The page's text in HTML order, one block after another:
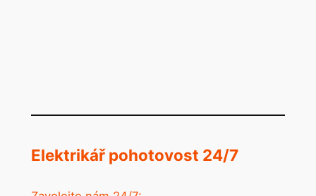
Elektrikář pohotovost 24/7